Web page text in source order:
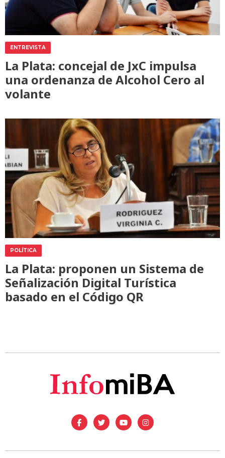
ENTREVISTA
La Plata: concejal de JxC impulsa
una ordenanza de Alcohol Cero al
volante
POLÍTICA
La Plata: proponen un Sistema de
Señalización Digital Turística
basado en el Código QR